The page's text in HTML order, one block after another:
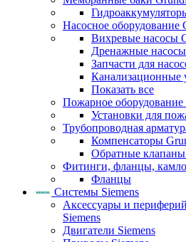
Насосное оборудование
Вихревые насосы
Дренажные
Запчасти для
Канализационные
Показать все
Пожарное оборудование
Установки для
Трубопроводная
Компенсаторы
Обратные
Фитинги, фланцы,
Фланцы
Системы Siemens
Аксессуары и
Siemens
Двигатели Siemens